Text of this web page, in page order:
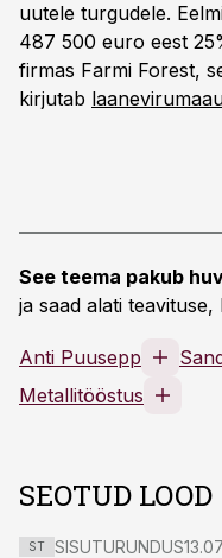
uutele turgudele.
487 500 euro eest
firmas Farmi Forest,
kirjutab
See teema pakub
ja saad alati
Anti Puusepp
Metallitööstus
SEOTUD LOOD
ST SISUTURUNDUS